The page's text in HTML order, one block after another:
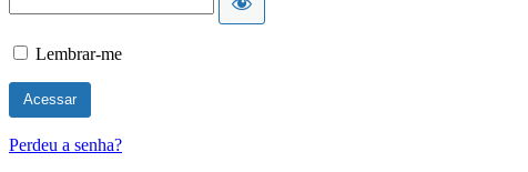
Lembrar-me
Perdeu a senha?